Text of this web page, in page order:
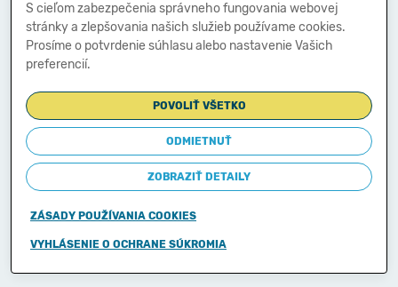
2.
náklady
budúcich období
(382)
112 0,00
Príjmy budúcich
období (385)
113
Vzťahy k účtom
klientov
Štátnej
pokladnice
skupina 20)
S cieľom zabezpečenia správneho fungovania webovej
stránky a zlepšovania našich služieb používame cookies.
Prosíme o potvrdenie súhlasu alebo nastavenie Vašich
preferencií.
POVOLIŤ VŠETKO
ODMIETNUŤ
ZOBRAZIŤ DETAILY
ZÁSADY POUŽÍVANIA COOKIES
VYHLÁSENIE O OCHRANE SÚKROMIA